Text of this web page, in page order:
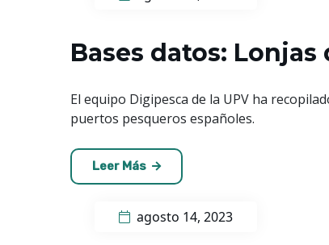
Bases datos:
El equipo Digipesca de la UPV ha
puertos pesqueros​ españoles.
Leer Más
agosto 14, 2023